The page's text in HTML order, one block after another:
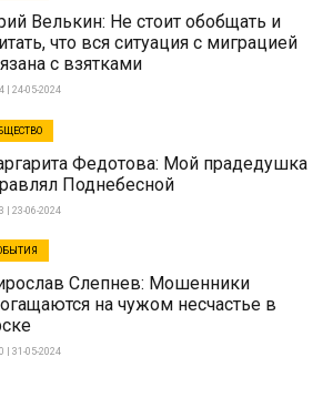
Велькин: Не стоит обобщать и
что вся ситуация с миграцией
с взятками
| 24-05-2024
Федотова: Мой прадедушка
Поднебесной
| 23-06-2024
Слепнев: Мошенники
на чужом несчастье в
| 31-05-2024